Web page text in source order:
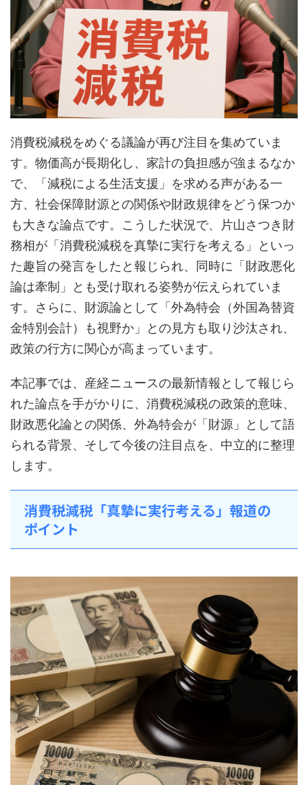
消費税減税をめぐる議論が再び注目を集めていま
す。物価高が長期化し、家計の負担感が強まるなか
で、「減税による生活支援」を求める声がある一
方、社会保障財源との関係や財政規律をどう保つか
も大きな論点です。こうした状況で、片山さつき財
務相が「消費税減税を真摯に実行を考える」といっ
た趣旨の発言をしたと報じられ、同時に「財政悪化
論は牽制」とも受け取れる姿勢が伝えられていま
す。さらに、財源論として「外為特会（外国為替資
金特別会計）も視野か」との見方も取り沙汰され、
政策の行方に関心が高まっています。
本記事では、産経ニュースの最新情報として報じら
れた論点を手がかりに、消費税減税の政策的意味、
財政悪化論との関係、外為特会が「財源」として語
られる背景、そして今後の注目点を、中立的に整理
します。
消費税減税「真摯に実行考える」報道の
ポイント